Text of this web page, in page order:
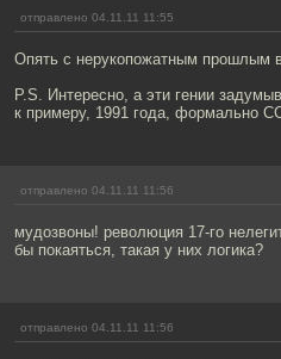
отправлено 04.11.11 11:55
Опять с нерукопожатным прошлым
P.S. Интересно, а эти гении
к примеру, 1991 года, формально
отправлено 04.11.11 11:56
мудозвоны! революция 17-го
бы покаяться, такая у них логика?
отправлено 04.11.11 11:56